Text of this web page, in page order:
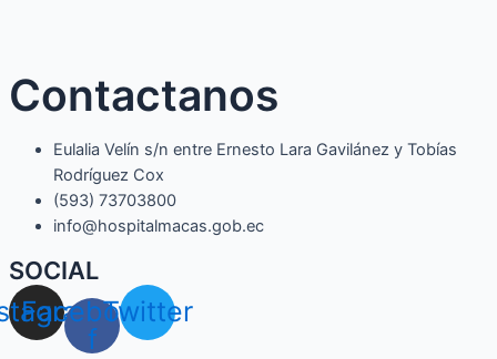
Contactanos
Eulalia Velín s/n entre Ernesto Lara Gavilánez y Tobías
Rodríguez Cox
(593) 73703800​
info@hospitalmacas.gob.ec
SOCIAL
Facebook-
f
Twitter